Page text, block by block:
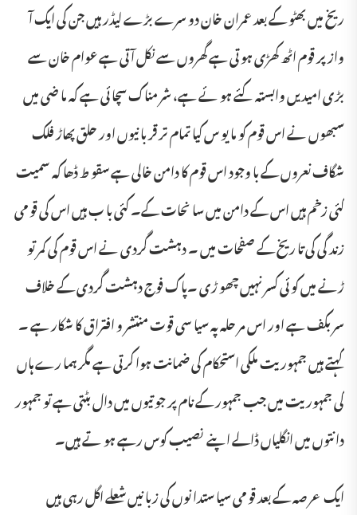
ریخ میں بھٹو کے بعد عمران خان دو سرے بڑے لیڈر ہیں جن کی ایک آ
واز پر قوم اٹھ کھڑی ہو تی ہے گھروں سے نکل آ تی ہے عوام خان سے
بڑی امیدیں وابستہ کئے ہو ئے ہے، شر مناک سچا ئی ہے کہ ما ضی میں
سبھوں نے اس قوم کو ما یو س کیا تمام تر قر با نیوں اور حلق پھاڑ فلک
شگاف نعروں کے با وجود اس قوم کا دامن خالی ہے سقو ط ڈھا کہ سمیت
کئی زخم ہیں اس کے دامن میں سا نحات کے۔ کئی با ب ہیں اس کی قو می
زند گی کی تا ریخ کے صفحات میں ۔ دہشت گردی نے اس قوم کی کمر تو
ڑنے میں کو ئی کسر نہیں چھو ڑی ۔پاک فوج دہشت گردی کے خلاف
سر بکف ہے اور اس مر حلہ پہ سیا سی قوت منتشر و افتراق کا شکار ہے ۔
کہتے ہیں جمہوریت ملکی استحکام کی ضمانت ہوا کرتی ہے مگر ہما رے ہاں
کی جمہوریت میں جب جمہور کے نام پر جو تیوں میں دال بٹتی ہے تو جمہور
دا نتوں میں انگلیاں ڈالے اپنے نصیب کوس رہے ہو تے ہیں۔
ایک عر صہ کے بعد قو می سیا ستدا نوں کی زبا نیں شعلے اگل رہی ہیں